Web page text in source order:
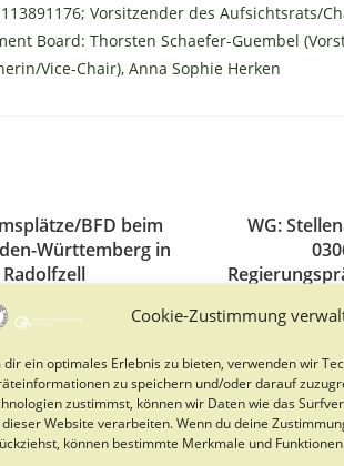
Cookie-Zustimmung
dir ein optimales Erlebnis zu bieten, verwenden wir
zu speichern und/oder darauf
zustimmst, können wir Daten wie das
Website verarbeiten. Wenn du deine
können bestimmte Merkmale und
Vorsitzender des Aufsichtsrats/
Board: Thorsten Schaefer-Guembel
Vice-Chair), Anna Sophie Herken
BFD beim
Württemberg in
Radolfzell
17. Oktober 2024
WG:
22.